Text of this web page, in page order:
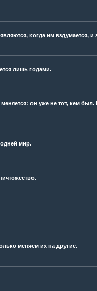
когда им вздумается, и
лишь годами.
он уже не тот, кем
мир.
меняем их на другие.